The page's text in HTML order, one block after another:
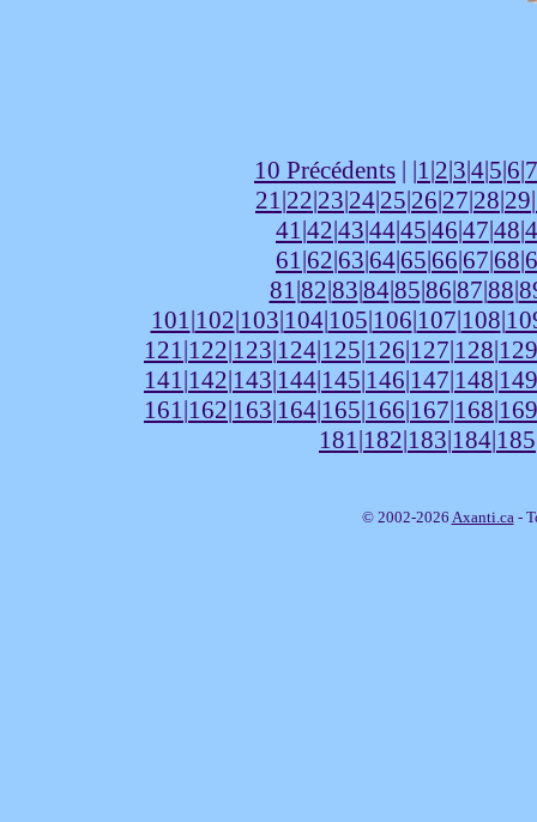
10 Précédents | |1 |2|3|4|5|6|7
21 |22|23|24|25|26|27|28|29|
41 |42|43|44|45|46|47|48|
61 |62|63|64|65|66|67|68|
81 |82|83|84|85|86|87|88|
101 |102|103|104|105|106|107|108|
121 |122|123|124|125|126|127|128|129
141 |142|143|144|145|146|147|148|149
161 |162|163|164|165|166|167|168|169
181 |182|183|184|185
© 2002-2026 Axanti.ca -